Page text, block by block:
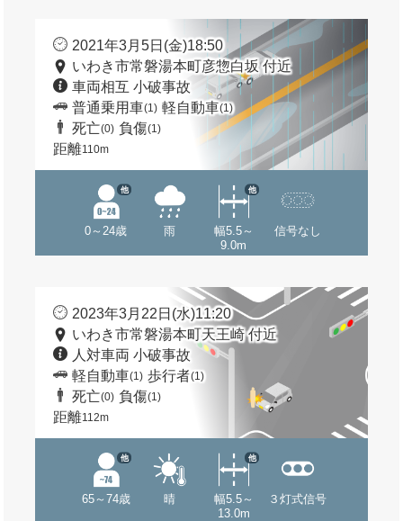
2021年3月5日(金)18:50
いわき市常磐湯本町彦惣白坂 付近
車両相互 小破事故
普通乗用車(1) 軽自動車(1)
死亡(0) 負傷(1)
距離110m
0～24歳
他
雨
幅5.5～
9.0m
他
信号なし
2023年3月22日(水)11:20
いわき市常磐湯本町天王崎 付近
人対車両 小破事故
軽自動車(1) 歩行者(1)
死亡(0) 負傷(1)
距離112m
65～74歳
他
晴
幅5.5～
13.0m
他
３灯式信号